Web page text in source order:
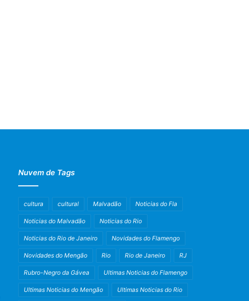
Nuvem de Tags
cultura cultural Malvadão Noticias do Fla
Noticias do Malvadão Noticias do Rio
Noticias do Rio de Janeiro Novidades do Flamengo
Novidades do Mengão Rio Rio de Janeiro RJ
Rubro-Negro da Gávea Ultimas Noticias do Flamengo
Ultimas Noticias do Mengão Ultimas Noticias do Rio